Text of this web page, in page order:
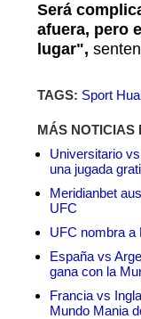
Será
afuera, pero
lugar",
TAGS: Sport
MÁS NOTICIAS
Universitario
una jugada
Meridianbet
UFC
UFC nombra a
España vs
gana con la
Francia vs
Mundo Mania